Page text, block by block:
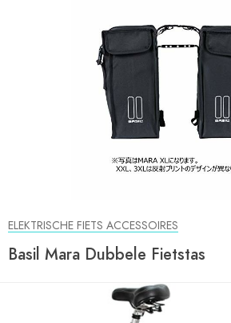
ELEKTRISCHE FIETS ACCESSOIRES
Basil Mara Dubbele Fietstas